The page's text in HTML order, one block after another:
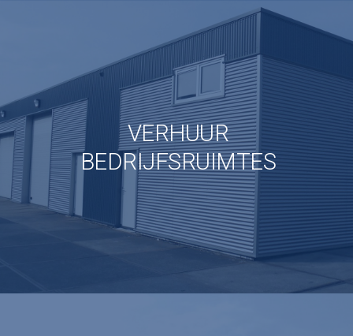
VERHUUR
BEDRIJFSRUIMTES